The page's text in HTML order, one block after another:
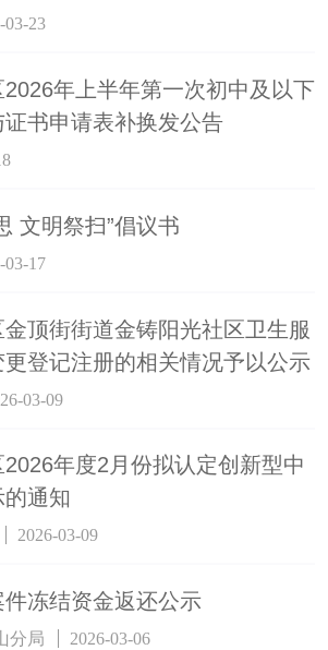
03-23
年上半年第一次初中及以下
书申请表补换发公告
文明祭扫”倡议书
03-17
顶街街道金铸阳光社区卫生服
登记注册的相关情况予以公示
03-09
年度2月份拟认定创新型中
通知
2026-03-09
冻结资金返还公示
分局 2026-03-06